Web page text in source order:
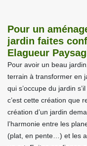
Pour un
jardin faites
Elagueur
Pour avoir un beau
terrain à transformer en
qui s’occupe du jardin
c’est cette création que
création d’un jardin
l’harmonie entre les
(plat, en pente…) et les